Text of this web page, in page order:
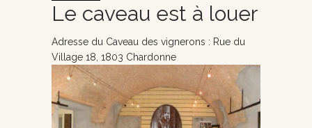
Le caveau est à louer
Adresse du Caveau des vignerons : Rue du
Village 18, 1803 Chardonne